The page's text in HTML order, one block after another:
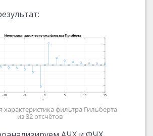
фильтра Гильберта
из 32 отсчётов